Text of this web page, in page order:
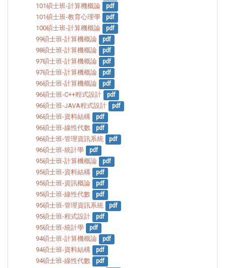
101碩士班-計算機概論 pdf
101碩士班-教育心理學 pdf
100碩士班-計算機概論 pdf
99碩士班-計算機概論 pdf
98碩士班-計算機概論 pdf
97碩士班-計算機概論 pdf
97碩士班-計算機概論 pdf
96碩士班-計算機概論 pdf
96碩士班-C++程式設計 pdf
96碩士班-JAVA程式設計 pdf
96碩士班-資料結構 pdf
96碩士班-線性代數 pdf
96碩士班-管理資訊系統 pdf
96碩士班-統計學 pdf
95碩士班-計算機概論 pdf
95碩士班-資料結構 pdf
95碩士班-資訊概論 pdf
95碩士班-線性代數 pdf
95碩士班-管理資訊系統 pdf
95碩士班-程式設計 pdf
95碩士班-統計學 pdf
94碩士班-計算機概論 pdf
94碩士班-資料結構 pdf
94碩士班-線性代數 pdf